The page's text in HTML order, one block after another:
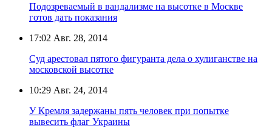
Подозреваемый в вандализме на высотке в Москве
готов дать показания
17:02 Авг. 28, 2014
Суд арестовал пятого фигуранта дела о хулиганстве на
московской высотке
10:29 Авг. 24, 2014
У Кремля задержаны пять человек при попытке
вывесить флаг Украины